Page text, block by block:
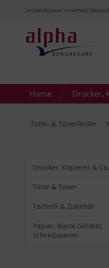
Versandkosten innerhalb
Home Drucker,
Tinte- & Tonerfinder
Drucker, Kopierer & Co.
Tinte & Toner
Technik & Zubehör
Papier, Büro(-Geräte),
Schreibwaren